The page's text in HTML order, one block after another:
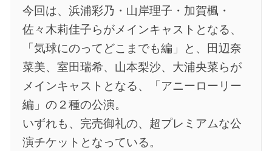
今回は、浜浦彩乃・山岸理子・加賀楓・
佐々木莉佳子らがメインキャストとなる、
「気球にのってどこまでも編」と、田辺奈
菜美、室田瑞希、山本梨沙、大浦央菜らが
メインキャストとなる、「アニーローリー
編」の２種の公演。
いずれも、完売御礼の、超プレミアムな公
演チケットとなっている。